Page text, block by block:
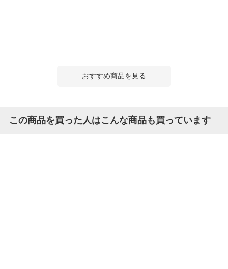
おすすめ商品を見る
この商品を買った人はこんな商品も買っています